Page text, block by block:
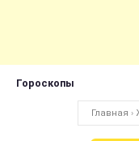
Гороскопы
Главная ›